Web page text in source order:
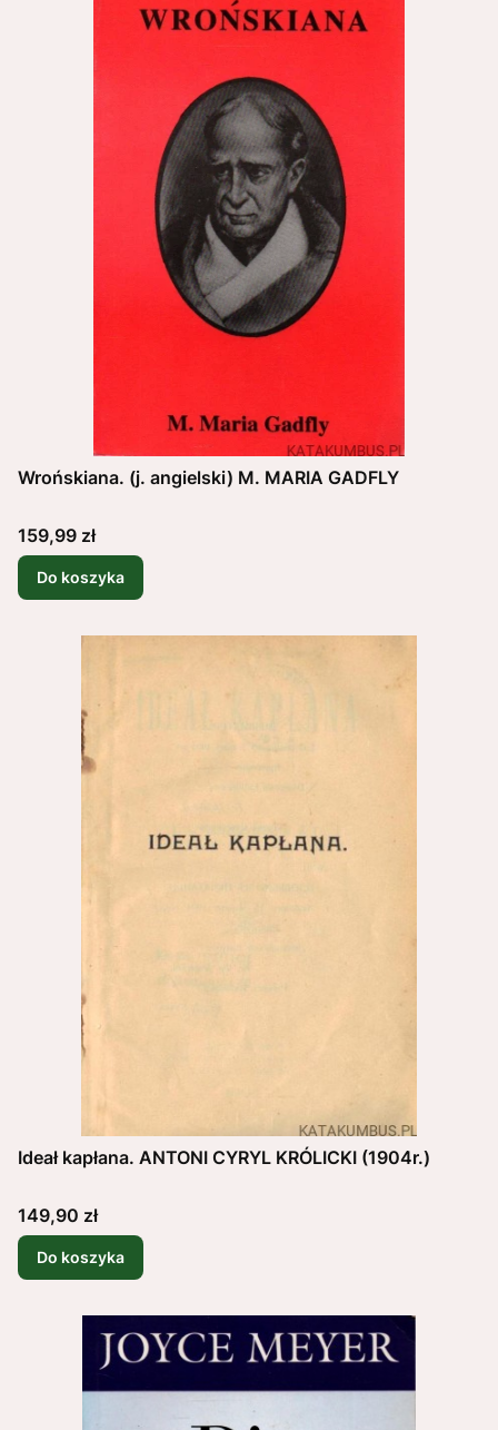
Wrońskiana. (j. angielski) M. MARIA GADFLY
Cena
159,99 zł
Do koszyka
Ideał kapłana. ANTONI CYRYL KRÓLICKI (1904r.)
Cena
149,90 zł
Do koszyka